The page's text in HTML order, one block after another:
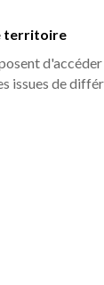
territoire
issues de